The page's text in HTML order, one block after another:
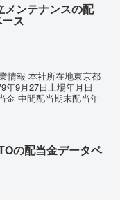
メンテナンスの配
ス
情報 本社所在地東京都
年9月27日上場年月日
金 中間配当期末配当年
の配当金データベ